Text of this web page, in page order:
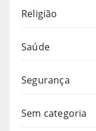
Religião
Saúde
Segurança
Sem categoria